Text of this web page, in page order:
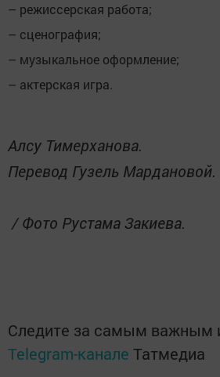
– режиссерская работа;
– сценография;
– музыкальное оформление;
– актерская игра.
Алсу Тимерханова.
Перевод Гузель Мардановой.
/ Фото Рустама Закиева.
Следите за самым важным
Telegram-канале Татмедиа